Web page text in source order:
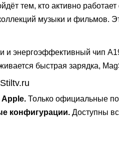
тем, кто активно
музыки и фильмов.
и энергоэффективный чип
быстрая зарядка,
Только официальные
конфигурации. Доступны